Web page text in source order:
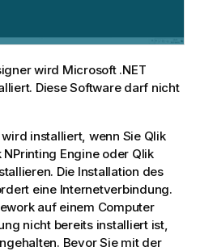
wird Microsoft .NET
Diese Software darf nicht
installiert, wenn Sie Qlik
NPrinting Engineoder Qlik
Die Installation des
eine Internetverbindung.
auf einem Computer
nicht bereits installiert ist,
Bevor Sie mit der